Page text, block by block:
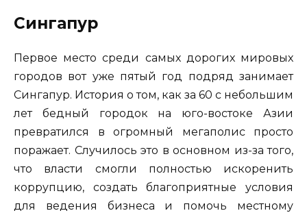
Сингапур
Первое место среди самых дорогих мировых
городов вот уже пятый год подряд занимает
Сингапур. История о том, как за 60 с небольшим
лет бедный городок на юго-востоке Азии
превратился в огромный мегаполис просто
поражает. Случилось это в основном из-за того,
что власти смогли полностью искоренить
коррупцию, создать благоприятные условия
для ведения бизнеса и помочь местному